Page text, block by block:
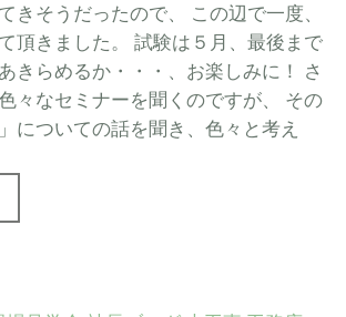
きそうだったので、 この辺で一度、
頂きました。 試験は５月、最後まで
きらめるか・・・、お楽しみに！ さ
々なセミナーを聞くのですが、 その
についての話を聞き、色々と考え